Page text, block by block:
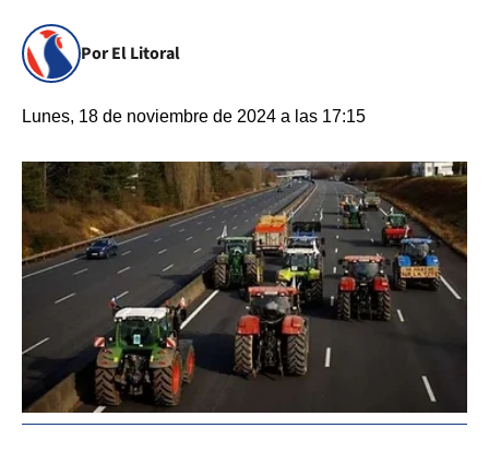
Por El Litoral
Lunes, 18 de noviembre de 2024 a las 17:15